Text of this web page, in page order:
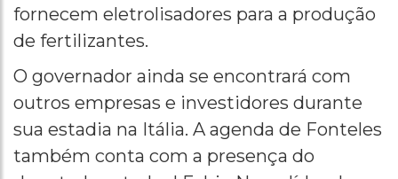
fornecem eletrolisadores para a produção
de fertilizantes.
O governador ainda se encontrará com
outros empresas e investidores durante
sua estadia na Itália. A agenda de Fonteles
também conta com a presença do